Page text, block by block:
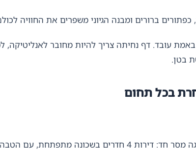
ברורים ומבנה הגיוני משפרים את החוויה
עובד. דף נחיתה צריך להיות מחובר לאנליטיקה,
בטן.
בכל תחום
נניח שחברת נדל”ן מריצה קמפיין לפרויקט חדש. המודעה מציגה מסר